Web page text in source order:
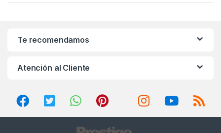
a
Te recomendamos
Atención al Cliente